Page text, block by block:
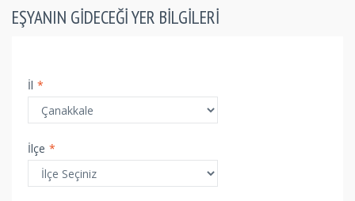
EŞYANIN GIDECEĞI YER BILGILERI
İl *
İlçe *